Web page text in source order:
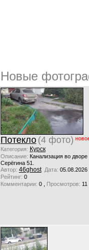
Новые
Потекло (4 фото)
Категория: Курск
Описание: Канализация во
Серёгина 51.
Автор: 46ghost Дата: 05.08.2026
Рейтинг: 0
Комментарии: 0 , Просмотров: 11